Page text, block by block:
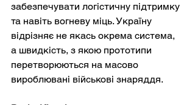
забезпечувати логістичну підтримку
та навіть вогневу міць. Україну
відрізняє не якась окрема система,
а швидкість, з якою прототипи
перетворюються на масово
вироблювані військові знаряддя.